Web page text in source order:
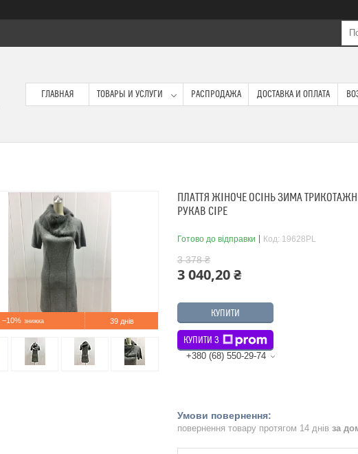
ГЛАВНАЯ ТОВАРЫ И УСЛУГИ РАСПРОДАЖА ДОСТАВКА И ОПЛАТА
–10% 39 днів
ПЛАТТЯ ЖІНОЧЕ ОСІНЬ ЗИМА
РУКАВ СІРЕ
Готово до відправки Код: 19628PL
3 378 ₴
3 040,20 ₴
КУПИТИ
КУПИТИ З
+380 (68) 550-29-74
повернення товару протягом 14 днів за